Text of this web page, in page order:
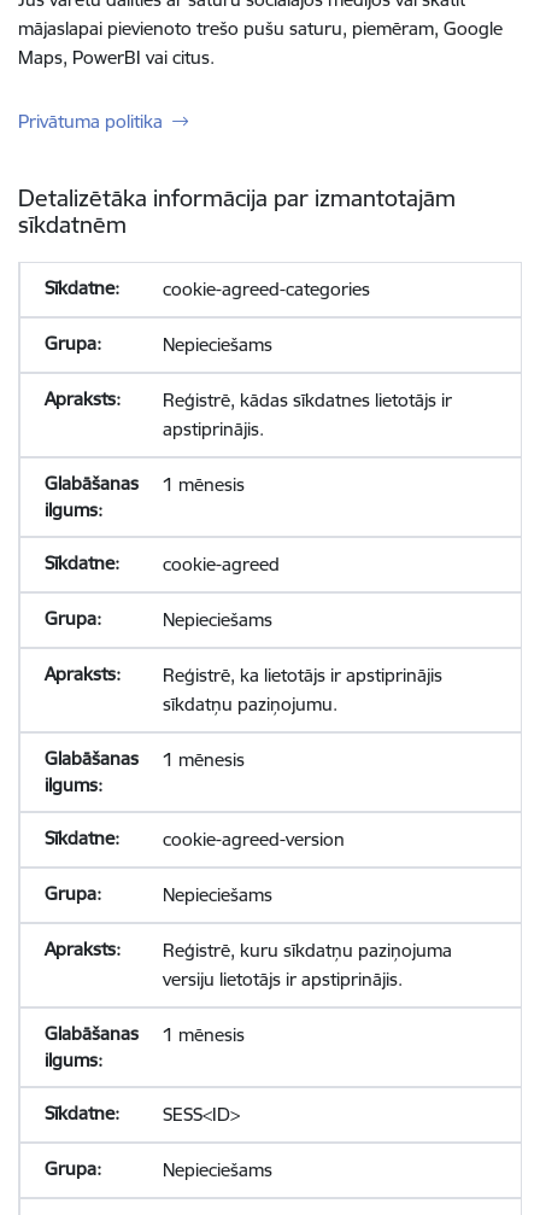
mājaslapai pievienoto trešo pušu saturu, piemēram, Google
Maps, PowerBI vai citus.
Privātuma politika
Detalizētāka informācija par izmantotajām
sīkdatnēm
cookie-agreed-categories
Nepieciešams
Reģistrē, kādas sīkdatnes lietotājs ir
apstiprinājis.
1 mēnesis
cookie-agreed
Nepieciešams
Reģistrē, ka lietotājs ir apstiprinājis
sīkdatņu paziņojumu.
1 mēnesis
cookie-agreed-version
Nepieciešams
Reģistrē, kuru sīkdatņu paziņojuma
versiju lietotājs ir apstiprinājis.
1 mēnesis
SESS<ID>
Nepieciešams